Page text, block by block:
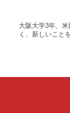
大阪大学3年、
く、新しいこと